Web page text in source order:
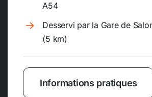
A54
Desservi par la Gare de
(5 km)
Informations pratiques